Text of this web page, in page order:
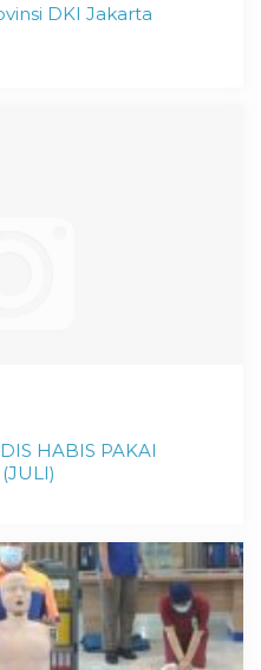
DKI Jakarta
HABIS PAKAI